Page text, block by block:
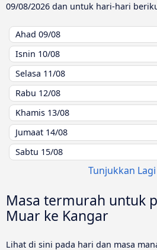
09/08/2026 dan untuk hari-hari
Ahad 09/08
Isnin 10/08
Selasa 11/08
Rabu 12/08
Khamis 13/08
Jumaat 14/08
Sabtu 15/08
Tunjukkan
Masa termurah untuk
Muar ke Kangar
Lihat di sini pada hari dan masa